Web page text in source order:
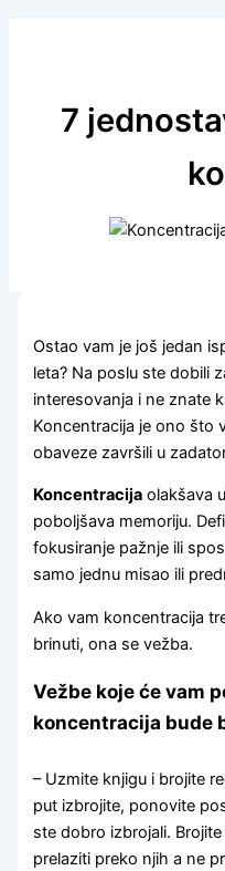
7
Ostao vam je još jedan
leta? Na poslu ste dobili
interesovanja i ne znate
Koncentracija je ono što
obaveze završili u
Koncentracija olakšava
poboljšava memoriju.
fokusiranje pažnje ili
samo jednu misao ili
Ako vam koncentracija
brinuti, ona se vežba.
Vežbe koje će vam
koncentracija bude
– Uzmite knjigu i brojite
put izbrojite, ponovite
ste dobro izbrojali.
prelaziti preko njih a ne